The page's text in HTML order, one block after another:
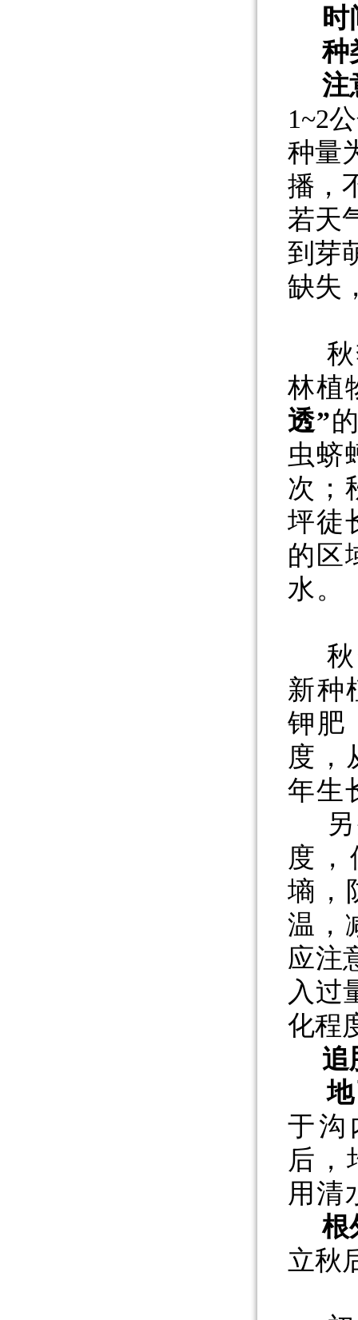
时
种
注
1~2
种量
播，
若天
到芽
缺失
林植
透”
虫蛴
次；
坪徒
的区
水。
新种
钾肥
度，
年生
度
墒，
温，
应注
入过
化程
追
于沟
后，
用清
根
立秋